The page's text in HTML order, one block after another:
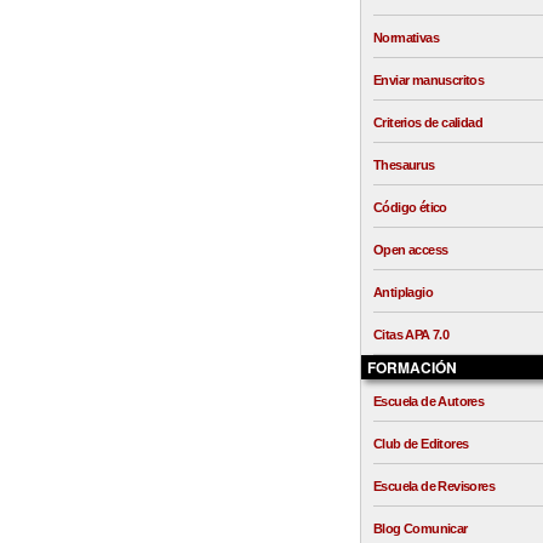
Normativas
Enviar manuscritos
Criterios de calidad
Thesaurus
Código ético
Open access
Antiplagio
Citas APA 7.0
FORMACIÓN
Escuela de Autores
Club de Editores
Escuela de Revisores
Blog Comunicar